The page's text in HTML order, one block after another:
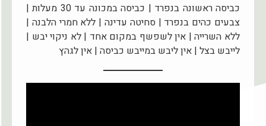
כביסה ראשונה בנפרד | כביסה במכונה עד 30 מעלות |
צבעים כהים בנפרד | סחיטה עדינה | ללא חמרי הלבנה |
ללא השרייה | אין לשפשף במקום אחד | לא ניקוי יבש |
לייבש בצל | אין ליבש במייבש כביסה | אין לגהץ